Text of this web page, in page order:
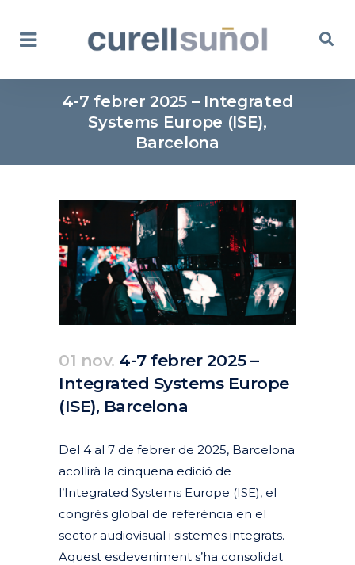
4-7 febrer 2025 – Integrated
Systems Europe (ISE),
Barcelona
01 nov. 4-7 febrer 2025 –
Integrated Systems Europe
(ISE), Barcelona
Del 4 al 7 de febrer de 2025, Barcelona
acollirà la cinquena edició de
l’Integrated Systems Europe (ISE), el
congrés global de referència en el
sector audiovisual i sistemes integrats.
Aquest esdeveniment s’ha consolidat